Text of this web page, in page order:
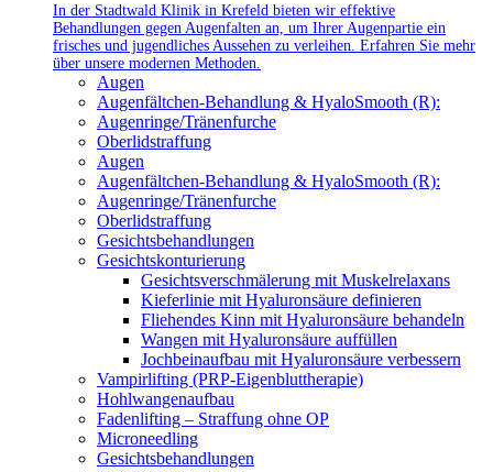
In der Stadtwald Klinik in Krefeld bieten wir effektive
Behandlungen gegen Augenfalten an, um Ihrer Augenpartie ein
frisches und jugendliches Aussehen zu verleihen. Erfahren Sie mehr
über unsere modernen Methoden.
Augen
Augenfältchen-Behandlung & HyaloSmooth (R):
Augenringe/Tränenfurche
Oberlidstraffung
Augen
Augenfältchen-Behandlung & HyaloSmooth (R):
Augenringe/Tränenfurche
Oberlidstraffung
Gesichtsbehandlungen
Gesichtskonturierung
Gesichtsverschmälerung mit Muskelrelaxans
Kieferlinie mit Hyaluronsäure definieren
Fliehendes Kinn mit Hyaluronsäure behandeln
Wangen mit Hyaluronsäure auffüllen
Jochbeinaufbau mit Hyaluronsäure verbessern
Vampirlifting (PRP-Eigenbluttherapie)
Hohlwangenaufbau
Fadenlifting – Straffung ohne OP
Microneedling
Gesichtsbehandlungen